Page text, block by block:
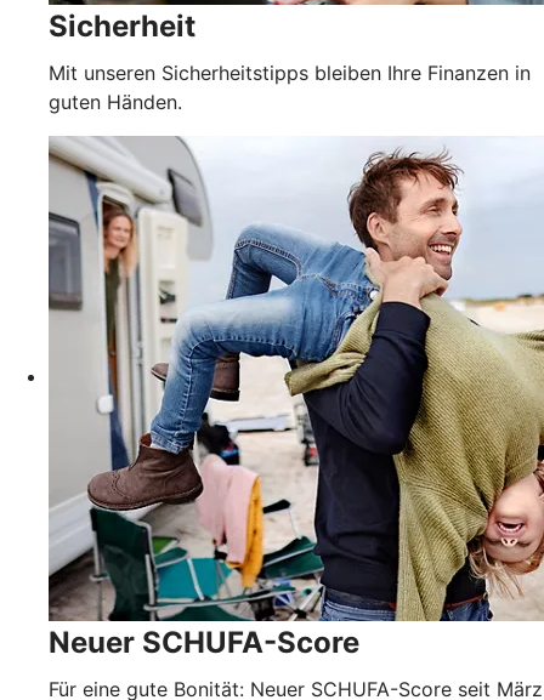
Sicherheit
Mit unseren Sicherheitstipps bleiben Ihre Finanzen in
guten Händen.
Neuer SCHUFA-Score
Für eine gute Bonität: Neuer SCHUFA-Score seit März